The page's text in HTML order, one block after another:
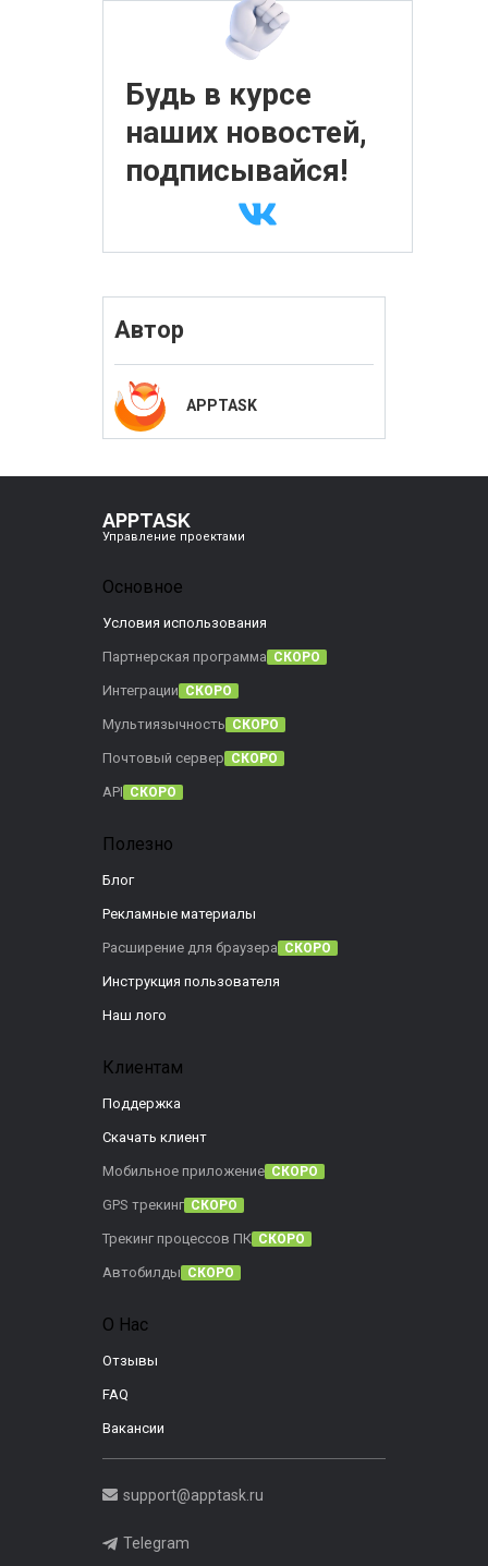
Будь в курсе
наших новостей,
подписывайся!
Автор
APPTASK
APPTASK
Управление проектами
Основное
Условия использования
Партнерская программа СКОРО
Интеграции СКОРО
Мультиязычность СКОРО
Почтовый сервер СКОРО
API СКОРО
Полезно
Блог
Рекламные материалы
Расширение для браузера СКОРО
Инструкция пользователя
Наш лого
Клиентам
Поддержка
Скачать клиент
Мобильное приложение СКОРО
GPS трекинг СКОРО
Трекинг процессов ПК СКОРО
Автобилды СКОРО
О Нас
Отзывы
FAQ
Вакансии
support@apptask.ru
Telegram